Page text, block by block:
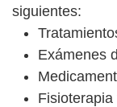
siguientes:
Exámenes